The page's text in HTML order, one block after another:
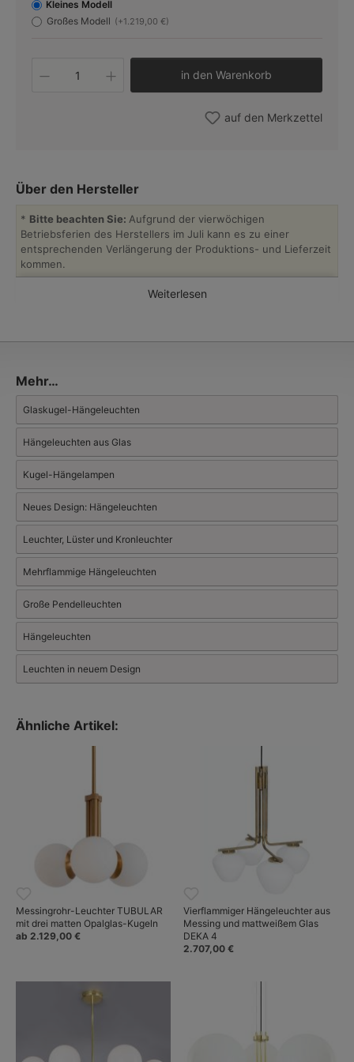
Kleines Modell
Großes Modell (+1.219,00 €)
Produkt Anzahl: Gib den
in den Warenkorb
auf den Merkzettel
Über den Hersteller
* Bitte beachten Sie: Aufgrund der vierwöchigen
Betriebsferien des Herstellers im Juli kann es zu einer
entsprechenden Verlängerung der Produktions- und Lieferzeit
kommen.
Seit über hundert Jahren fertigt die kleine Manufaktur typisch
greifen in sorgsamer Fertigung sowohl Fünzigerjahre-Designs
Auge für durchdachte Details zeigt der schwedische Hersteller,
wie man abseits ausgetrampelter Pfade und unbeeinflusst von
kurzlebigen Modetrends eigene Wege finden kann.
Weiterlesen
Mehr…
Glaskugel-Hängeleuchten
Hängeleuchten aus Glas
Kugel-Hängelampen
Neues Design: Hängeleuchten
Leuchter, Lüster und Kronleuchter
Mehrflammige Hängeleuchten
Große Pendelleuchten
Hängeleuchten
Leuchten in neuem Design
Ähnliche Artikel:
Messingrohr-Leuchter TUBULAR
mit drei matten Opalglas-Kugeln
ab 2.129,00 €
Vierflammiger Hängeleuchter aus
Messing und mattweißem Glas
DEKA 4
2.707,00 €